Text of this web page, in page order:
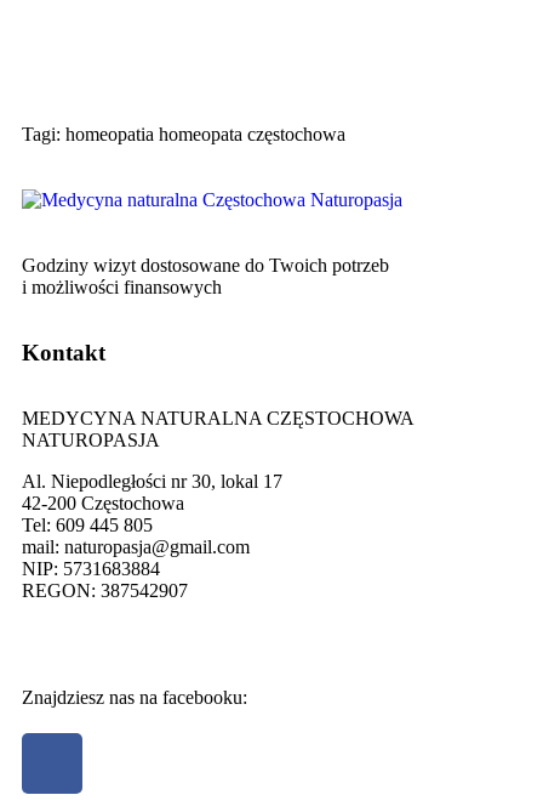
Tagi: homeopatia homeopata częstochowa
Godziny wizyt dostosowane do Twoich potrzeb
i możliwości finansowych
Kontakt
MEDYCYNA NATURALNA CZĘSTOCHOWA
NATUROPASJA
Al. Niepodległości nr 30, lokal 17
42-200 Częstochowa
Tel: 609 445 805
mail: naturopasja@gmail.com
NIP: 5731683884
REGON: 387542907
Znajdziesz nas na facebooku: